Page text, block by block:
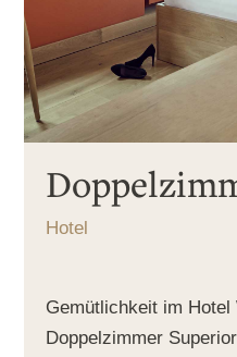
Hotel
Gemütlichkeit im Hotel
Doppelzimmer